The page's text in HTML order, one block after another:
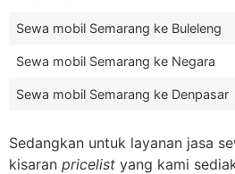
Sewa mobil Semarang ke Buleleng
Sewa mobil Semarang ke Negara
Sewa mobil Semarang ke Denpasar
Sedangkan untuk layanan jasa
kisaran pricelist yang kami